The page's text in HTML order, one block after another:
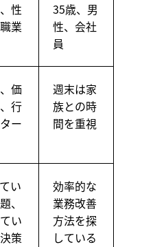
性
業
35歳、男
性、会社
員
価
行
ー
週末は家
族との時
間を重視
い
、
い
策
効率的な
業務改善
方法を探
している